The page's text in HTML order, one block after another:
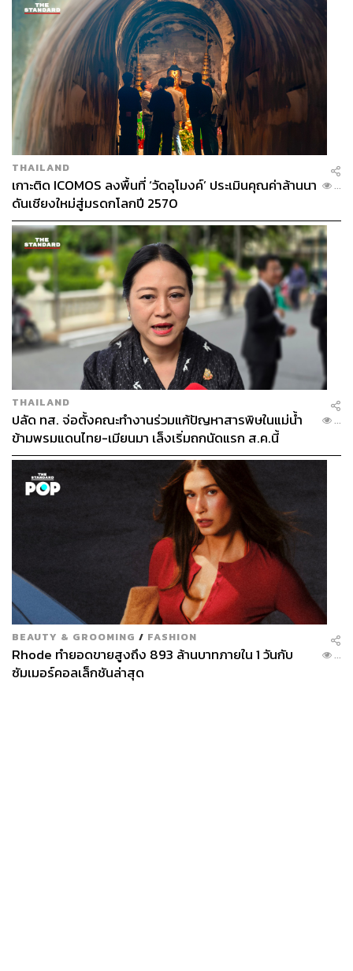
สุพัฒน์ ศิวะพรพันธ์
Content Creator ผู้หลงใหลในทุกศาสตร์และ
วัฒนธรรมของประเทศญี่ปุ่น
THAILAND
เกาะติด ICOMOS ลงพื้นที่ ‘วัดอุโมงค์’ ประเมินคุณค่าล้านนา
ดันเชียงใหม่สู่มรดกโลกปี 2570
...
THAILAND
ปลัด ทส. จ่อตั้งคณะทำงานร่วมแก้ปัญหาสารพิษในแม่น้ำ
ข้ามพรมแดนไทย-เมียนมา เล็งเริ่มถกนัดแรก ส.ค.นี้
...
BEAUTY & GROOMING / FASHION
Rhode ทำยอดขายสูงถึง 893 ล้านบาทภายใน 1 วันกับ
ซัมเมอร์คอลเล็กชันล่าสุด
...